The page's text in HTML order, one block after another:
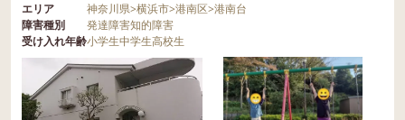
エリア 神奈川県>横浜市>港南区>港南台
障害種別
発達障害知的障害
受け入れ年齢小学生中学生高校生